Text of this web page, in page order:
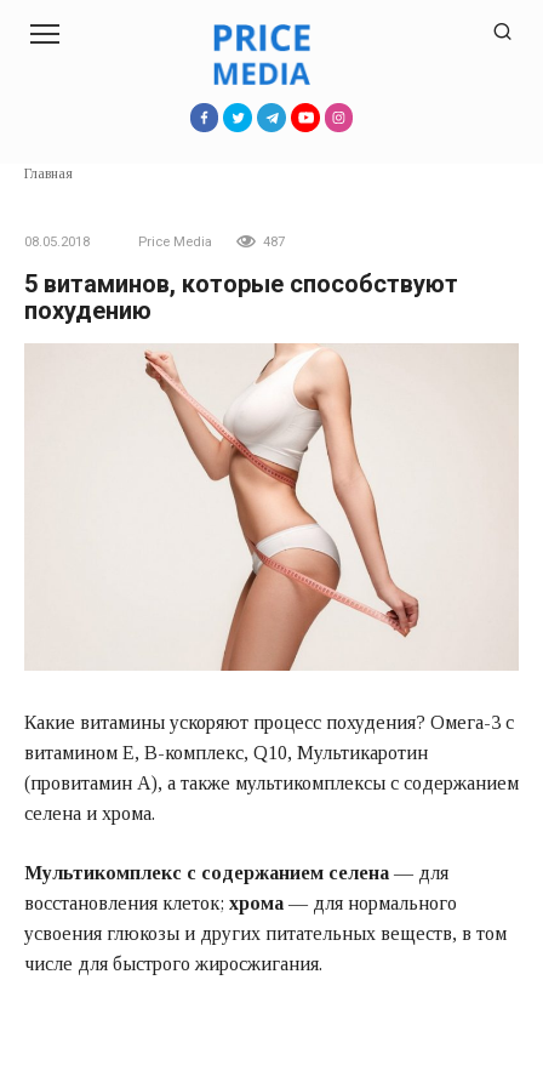
Главная
08.05.2018 Price Media 487
5 витаминов, которые способствуют
похудению
Какие витамины ускоряют процесс похудения? Омега-3 с
витамином Е, В-комплекс, Q10, Мультикаротин
(провитамин А), а также мультикомплексы с содержанием
селена и хрома.
Мультикомплекс с содержанием селена — для
восстановления клеток; хрома — для нормального
усвоения глюкозы и других питательных веществ, в том
числе для быстрого жиросжигания.